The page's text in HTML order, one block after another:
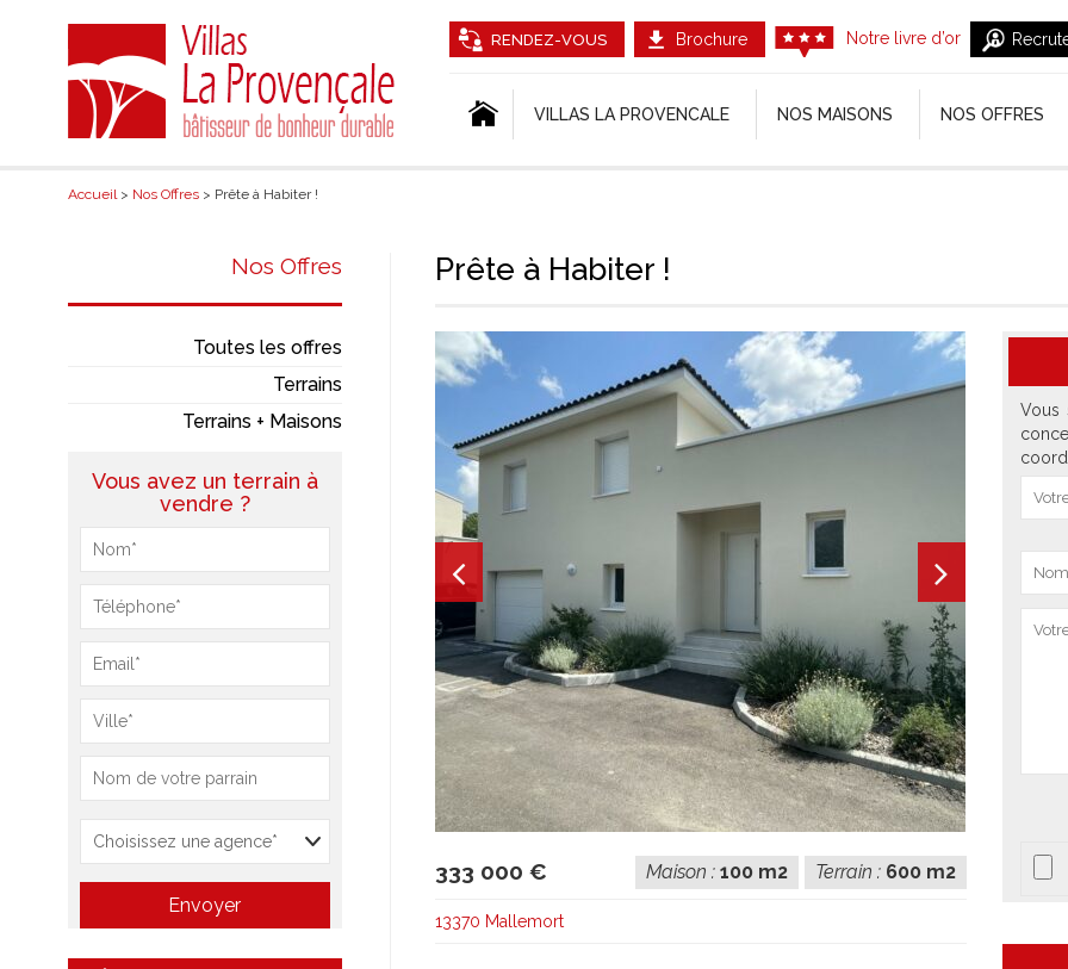
RENDEZ-VOUS Brochure Notre livre d’or
VILLAS LA PROVENCALE NOS MAISONS NOS OFFRES
Accueil> Nos Offres > Prête à Habiter !
Prête à Habiter !
333 000 € Terrain : 600 m2
Maison : 100 m2
13370 Mallemort
Vous
Nos Offres
Toutes les offres
Terrains
Terrains + Maisons
Vous avez un terrain à
vendre ?